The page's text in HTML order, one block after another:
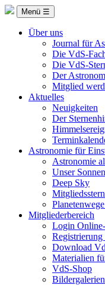
Menü ☰
Über uns
Journal für
Die VdS-
Die VdS-
Der
Mitglied
Aktuelles
Neuigkeiten
Der
Astronomie für
Astronomie
Unser
Deep Sky
Mitgliederbereich
Login
Download
Materialien
VdS-Shop
Bildergalerien